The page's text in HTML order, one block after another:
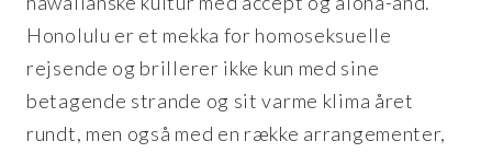
Honolulu er et mekka for homoseksuelle
rejsende og brillerer ikke kun med sine
betagende strande og sit varme klima året
rundt, men også med en række arrangementer,